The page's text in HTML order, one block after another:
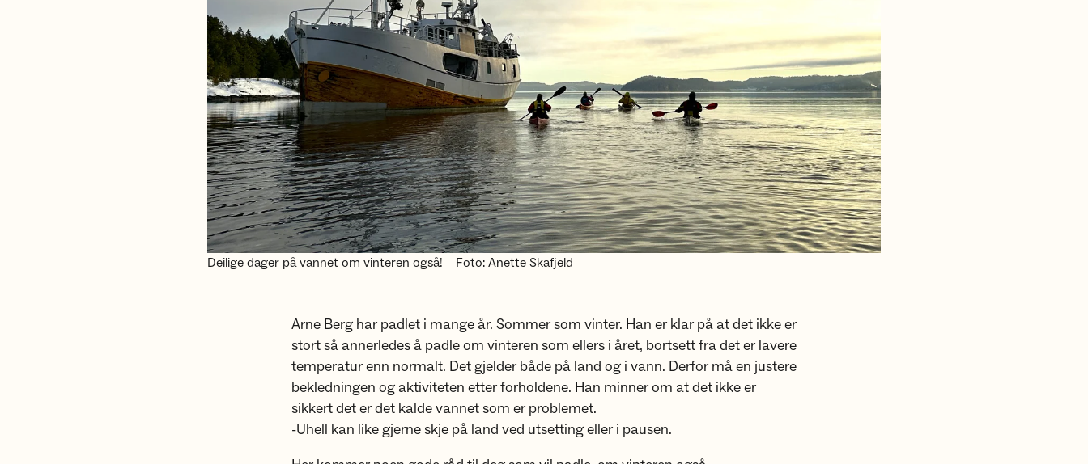
Deilige dager på vannet om vinteren også! Foto: Anette Skafjeld
Arne Berg har padlet i mange år. Sommer som vinter. Han er klar på at det ikke er
stort så annerledes å padle om vinteren som ellers i året, bortsett fra det er lavere
temperatur enn normalt. Det gjelder både på land og i vann. Derfor må en justere
bekledningen og aktiviteten etter forholdene. Han minner om at det ikke er
sikkert det er det kalde vannet som er problemet.
-Uhell kan like gjerne skje på land ved utsetting eller i pausen.